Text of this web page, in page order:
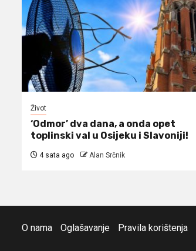
Život
‘Odmor’ dva dana, a onda opet
toplinski val u Osijeku i Slavoniji!
4 sata ago Alan Srčnik
O nama Oglašavanje Pravila korištenja